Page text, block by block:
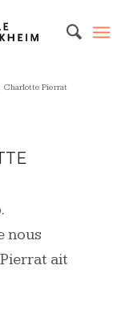
Charlotte Pierrat
nous
ait